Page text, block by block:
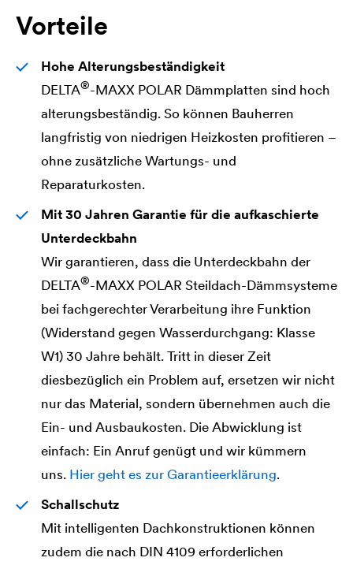
Vorteile
Hohe Alterungsbeständigkeit
DELTA®-MAXX POLAR Dämmplatten sind hoch
alterungsbeständig. So können Bauherren
langfristig von niedrigen Heizkosten profitieren –
ohne zusätzliche Wartungs- und
Reparaturkosten.
Mit 30 Jahren Garantie für die aufkaschierte
Unterdeckbahn
Wir garantieren, dass die Unterdeckbahn der
DELTA®-MAXX POLAR Steildach-Dämmsysteme
bei fachgerechter Verarbeitung ihre Funktion
(Widerstand gegen Wasserdurchgang: Klasse
W1) 30 Jahre behält. Tritt in dieser Zeit
diesbezüglich ein Problem auf, ersetzen wir nicht
nur das Material, sondern übernehmen auch die
Ein- und Ausbaukosten. Die Abwicklung ist
einfach: Ein Anruf genügt und wir kümmern
uns. Hier geht es zur Garantieerklärung.
Schallschutz
Mit intelligenten Dachkonstruktionen können
zudem die nach DIN 4109 erforderlichen